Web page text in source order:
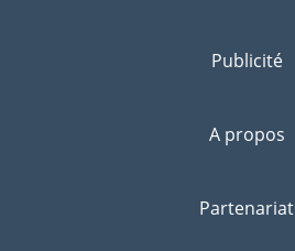
Publicité
A propos
Partenariat